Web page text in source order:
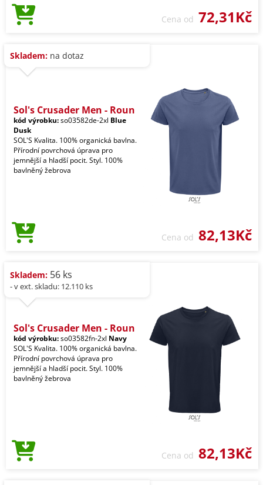
Cena od 72,31Kč
Skladem: na dotaz
Sol's Crusader Men - Roun
kód výrobku:so03582de-2xl Blue
Dusk
SOL'S Kvalita. 100% organická bavlna.
Přírodní povrchová úprava pro
jemnější a hladší pocit. Styl. 100%
bavlněný žebrova
Cena od 82,13Kč
Skladem: 56 ks
- v ext. skladu: 12.110 ks
Sol's Crusader Men - Roun
kód výrobku:so03582fn-2xl Navy
SOL'S Kvalita. 100% organická bavlna.
Přírodní povrchová úprava pro
jemnější a hladší pocit. Styl. 100%
bavlněný žebrova
Cena od 82,13Kč